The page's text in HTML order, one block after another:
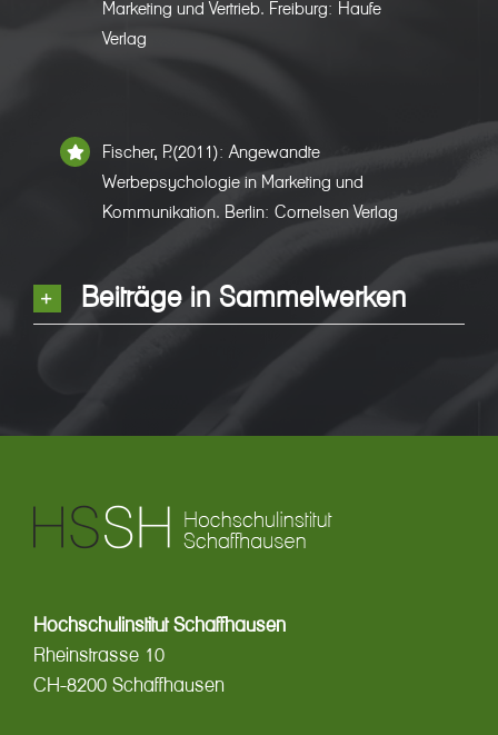
Marketing und Vertrieb. Freiburg: Haufe
Verlag
Fischer, P.(2011): Angewandte
Werbepsychologie in Marketing und
Kommunikation. Berlin: Cornelsen Verlag
Beiträge in Sammelwerken
Hochschulinstitut Schaffhausen
Rheinstrasse 10
CH-8200 Schaffhausen